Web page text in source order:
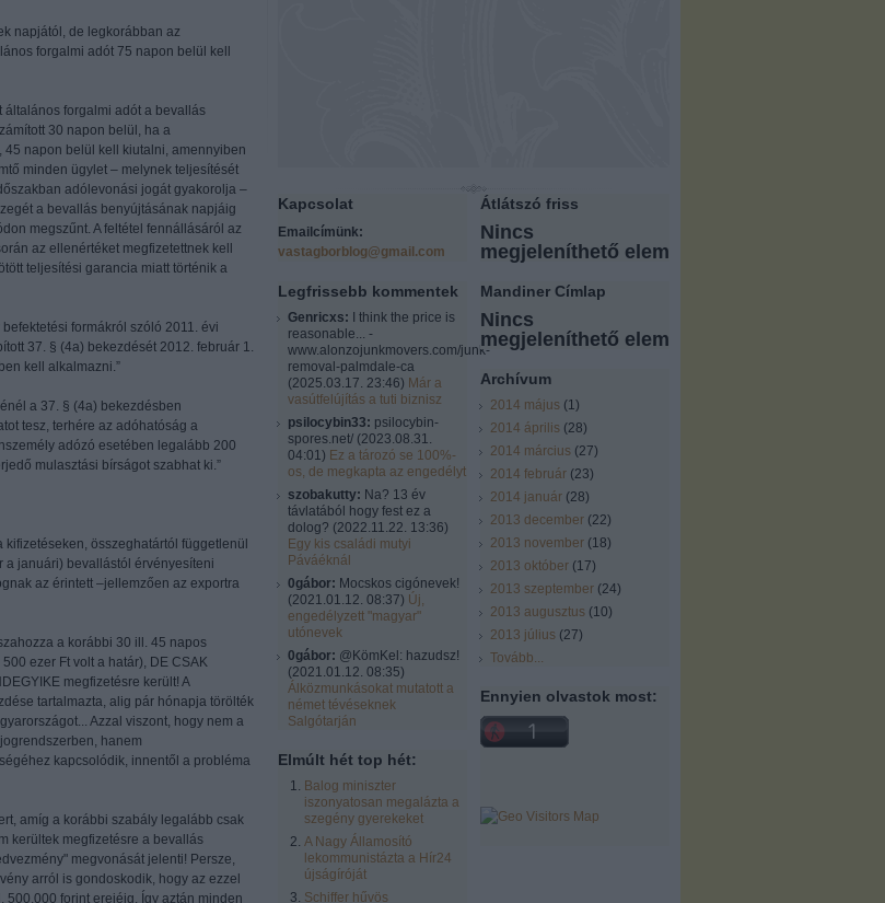
napjától, de legkorábban az
forgalmi adót 75 napon belül kell
általános forgalmi adót a bevallás
30 napon belül, ha a
napon belül kell kiutalni, amennyiben
minden ügylet – melynek teljesítését
adólevonási jogát gyakorolja –
a bevallás benyújtásának napjáig
megszűnt. A feltétel fennállásáról az
az ellenértéket megfizetettnek kell
teljesítési garancia miatt történik a
formákról szóló 2011. évi
37. § (4a) bekezdését 2012. február 1.
kell alkalmazni.”
a 37. § (4a) bekezdésben
tesz, terhére az adóhatóság a
adózó esetében legalább 200
mulasztási bírságot szabhat ki.”
összeghatártól függetlenül
a januári) bevallástól érvényesíteni
az érintett –jellemzően az exportra
a korábbi 30 ill. 45 napos
ezer Ft volt a határ), DE CSAK
megfizetésre került! A
tartalmazta, alig pár hónapja törölték
Azzal viszont, hogy nem a
hanem
kapcsolódik, innentől a probléma
amíg a korábbi szabály legalább csak
kerültek megfizetésre a bevallás
megvonását jelenti! Persze,
arról is gondoskodik, hogy az ezzel
forint erejéig. Így aztán minden
Kapcsolat
Emailcímünk:
vastagborblog@gmail.com
Legfrissebb kommentek
Genricxs: I think the price is
reasonable... -
www.alonzojunkmovers.com/junk-
removal-palmdale-ca
(2025.03.17. 23:46) Már a
vasútfelújítás a tuti biznisz
psilocybin33: psilocybin-
spores.net/ (2023.08.31.
04:01) Ez a tározó se 100%-
os, de megkapta az engedélyt
szobakutty: Na? 13 év
távlatából hogy fest ez a
dolog? (2022.11.22. 13:36)
Egy kis családi mutyi
Páváéknál
0gábor: Mocskos cigónevek!
(2021.01.12. 08:37) Új,
engedélyzett "magyar"
utónevek
0gábor: @KömKel: hazudsz!
(2021.01.12. 08:35)
Álközmunkásokat mutatott a
német tévéseknek
Salgótarján
Elmúlt hét top hét:
Balog miniszter
iszonyatosan megalázta a
szegény gyerekeket
A Nagy Államosító
lekommunistázta a Hír24
újságíróját
Schiffer hűvös
Átlátszó friss
Nincs
megjeleníthető elem
Mandiner Címlap
Nincs
megjeleníthető elem
Archívum
2014 május (1)
2014 április (28)
2014 március (27)
2014 február (23)
2014 január (28)
2013 december (22)
2013 november (18)
2013 október (17)
2013 szeptember (24)
2013 augusztus (10)
2013 július (27)
Tovább...
Ennyien olvastok most: